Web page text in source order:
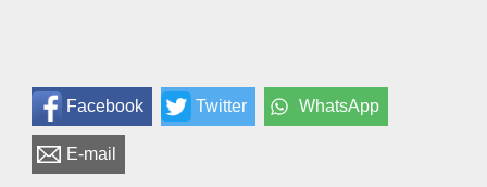
Facebook Twitter WhatsApp
E-mail